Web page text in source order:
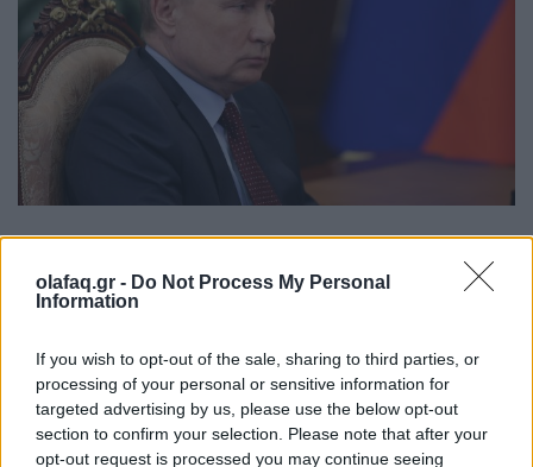
olafaq.gr - Do Not Process My Personal
Information
If you wish to opt-out of the sale, sharing to third parties, or
processing of your personal or sensitive information for
targeted advertising by us, please use the below opt-out
section to confirm your selection. Please note that after your
opt-out request is processed you may continue seeing
υποδοχή του προέδρου του Ιράν στην Μόσχα ο
Διαβάστε περισσότερα→